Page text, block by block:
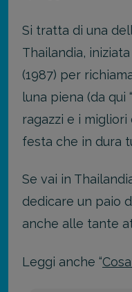
Si tratta di una
Thailandia,
(1987) per
luna piena (da qui
ragazzi e i
festa che in dura
Se vai in
dedicare un paio
anche alle tante
Leggi anche “